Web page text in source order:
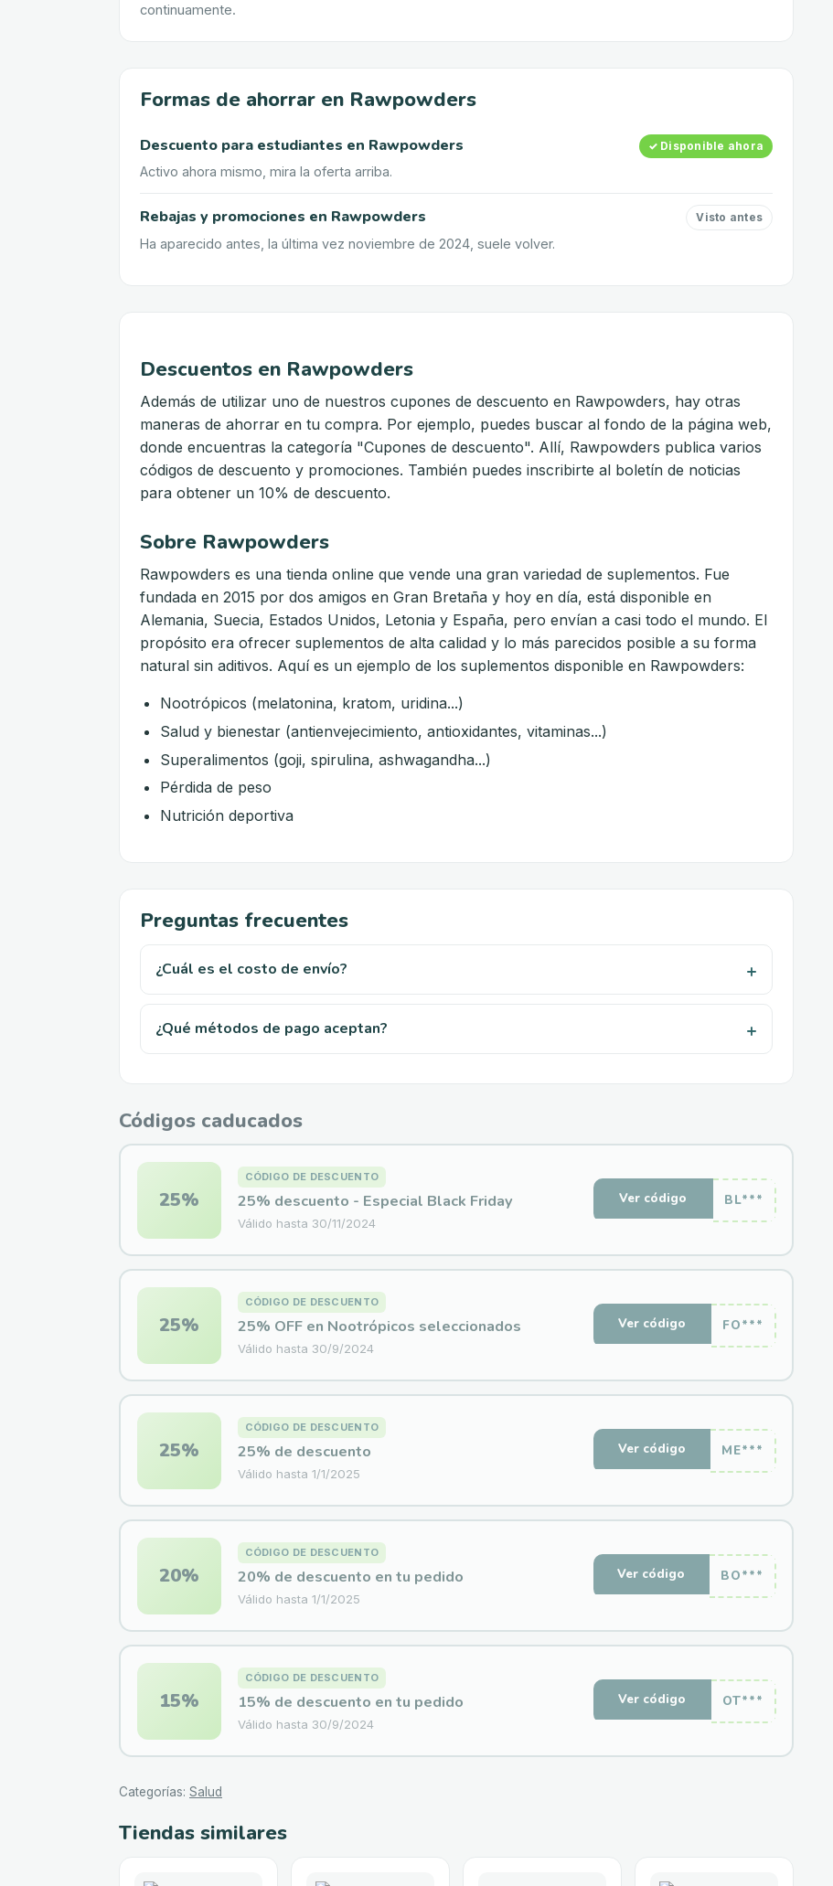
continuamente.
Formas de ahorrar en Rawpowders
Descuento para estudiantes en Rawpowders ✓ Disponible ahora
Activo ahora mismo, mira la oferta arriba.
Rebajas y promociones en Rawpowders Visto antes
Ha aparecido antes, la última vez noviembre de 2024, suele volver.
Descuentos en Rawpowders
Además de utilizar uno de nuestros cupones de descuento en Rawpowders, hay otras
maneras de ahorrar en tu compra. Por ejemplo, puedes buscar al fondo de la página web,
donde encuentras la categoría "Cupones de descuento". Allí, Rawpowders publica varios
códigos de descuento y promociones. También puedes inscribirte al boletín de noticias
para obtener un 10% de descuento.
Sobre Rawpowders
Rawpowders es una tienda online que vende una gran variedad de suplementos. Fue
fundada en 2015 por dos amigos en Gran Bretaña y hoy en día, está disponible en
Alemania, Suecia, Estados Unidos, Letonia y España, pero envían a casi todo el mundo. El
propósito era ofrecer suplementos de alta calidad y lo más parecidos posible a su forma
natural sin aditivos. Aquí es un ejemplo de los suplementos disponible en Rawpowders:
Nootrópicos (melatonina, kratom, uridina...)
Salud y bienestar (antienvejecimiento, antioxidantes, vitaminas...)
Superalimentos (goji, spirulina, ashwagandha...)
Pérdida de peso
Nutrición deportiva
Preguntas frecuentes
¿Cuál es el costo de envío?
¿Qué métodos de pago aceptan?
Códigos caducados
25%
CÓDIGO DE DESCUENTO
25% descuento - Especial Black Friday
Válido hasta 30/11/2024
Ver código BL***
25%
CÓDIGO DE DESCUENTO
25% OFF en Nootrópicos seleccionados
Válido hasta 30/9/2024
Ver código FO***
25%
CÓDIGO DE DESCUENTO
25% de descuento
Válido hasta 1/1/2025
Ver código ME***
20%
CÓDIGO DE DESCUENTO
20% de descuento en tu pedido
Válido hasta 1/1/2025
Ver código BO***
15%
CÓDIGO DE DESCUENTO
15% de descuento en tu pedido
Válido hasta 30/9/2024
Ver código OT***
Categorías: Salud
Tiendas similares